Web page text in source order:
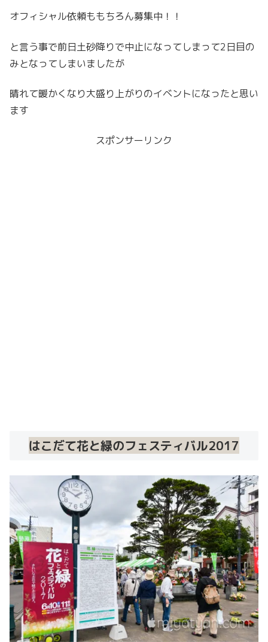
オフィシャル依頼ももちろん募集中！！
と言う事で前日土砂降りで中止になってしまって2日目の
みとなってしまいましたが
晴れて暖かくなり大盛り上がりのイベントになったと思い
ます
スポンサーリンク
はこだて花と緑のフェスティバル2017